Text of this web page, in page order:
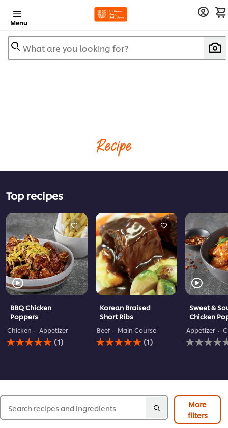
Menu
What are you looking for?
Recipe
Top recipes
BBQ Chicken
Poppers
Chicken Appetizer
متوسط
التقييم
1
تقييمات.
(1)
Korean Braised
Short Ribs
Beef Main Course
متوسط
التقييم
1
تقييمات.
(1)
Sweet &
Chicken
Appetizer
لم
يتم
More
filters